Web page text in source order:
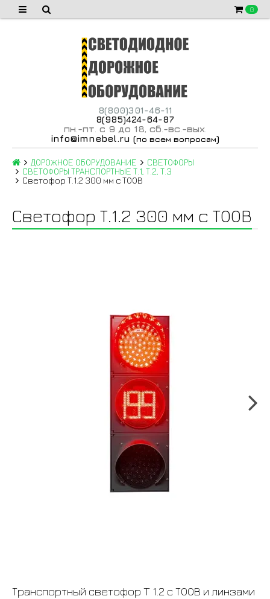
0
8(800)301-46-11
8(985)424-64-87
пн -пт с 9 до 18, сб -вс -вых.
info@imnebel.ru (по всем вопросам)
ДОРОЖНОЕ ОБОРУДОВАНИЕ
СВЕТОФОРЫ
СВЕТОФОРЫ ТРАНСПОРТНЫЕ Т.1, Т.2, Т.3
Светофор Т.1.2 300 мм с ТООВ
Светофор Т.1.2 300 мм с ТООВ
Транспортный светофор T 1.2 с ТООВ и линзами